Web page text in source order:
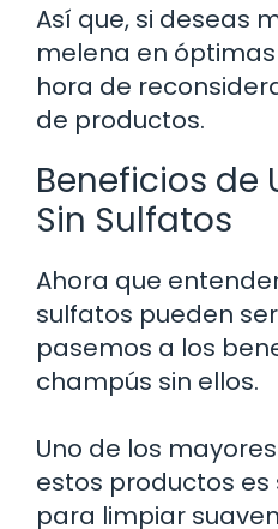
Así que, si deseas
melena en
hora de
de productos.
Beneficios de
Sin Sulfatos
Ahora que
sulfatos pueden
pasemos a los
champús sin ellos.
Uno de los
estos productos
para limpiar